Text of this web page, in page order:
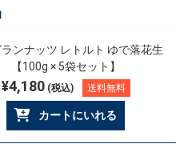
ンナッツ レトルト ゆで落花生
【100g × 5袋セット】
¥4,180(税込) 送料無料
カートにいれる